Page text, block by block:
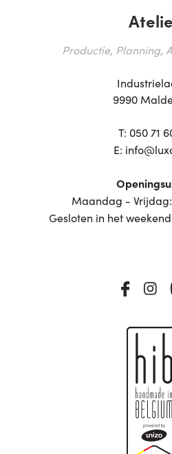
Productie, Planning,
9990
T: 050 71
E:
Maandag - Vrijdag:
Gesloten in het